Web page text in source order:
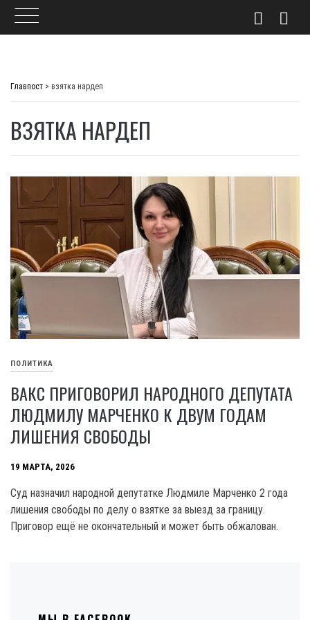
Главпост > взятка нардеп
ВЗЯТКА НАРДЕП
ПОЛИТИКА
ВАКС ПРИГОВОРИЛ НАРОДНОГО ДЕПУТАТА
ЛЮДМИЛУ МАРЧЕНКО К ДВУМ ГОДАМ
ЛИШЕНИЯ СВОБОДЫ
19 МАРТА, 2026
Суд назначил народной депутатке Людмиле Марченко 2 года
лишения свободы по делу о взятке за выезд за границу.
Приговор ещё не окончательный и может быть обжалован.